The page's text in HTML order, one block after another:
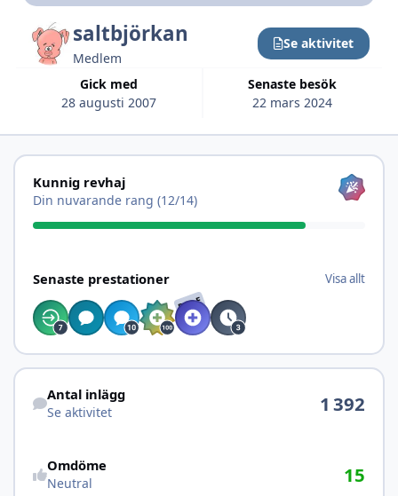
saltbjörkan
Medlem
Gick med
28 augusti 2007
Senaste besök
22 mars 2024
Se aktivitet
Visa allt
Kunnig revhaj
Din nuvarande rang (12/14)
Senaste prestationer Visa allt
RARE
Se aktivitet
Antal inlägg
Se aktivitet 1 392
Omdöme
Neutral 15